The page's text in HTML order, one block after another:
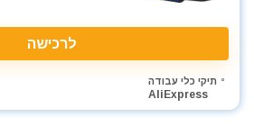
שונות
תיקי כלי עבודה
לרכישה
תיקי כלי עבודה
AliExpress